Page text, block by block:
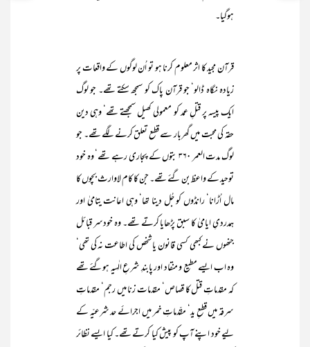
ہوگیا۔
قرآن مجید کا اثر معلوم کرنا ہو تو اُن لوگوں کے واقعات پر
زیادہ نگاہ ڈالو‘ جو قرآن پاک کو سمجھ سکتے تھے۔ جو لوگ
ایک پیسہ پر قتلِ عمد کو معمولی کھیل سمجھتے تھے‘ وہی دین
حقہ کی محبت میں گھربار سے قطع تعلق کرنے لگے تھے۔ جو
لوگ مدت العمر ۳۶۰ بتوں کے پجاری رہے تھے‘ وہ خود
توحید کے واعظ بن گئے تھے۔ جن کا کام لاوارث بچوں کا
مال اُڑانا‘ رانڈوں کو جُل دینا تھا‘ وہی اعانت یتامیٰ اور
ہمدردیِ ایامیٰ کا سبق پڑھایا کرتے تھے۔ وہ خودسر قبائل
جنھوں نے کبھی کسی قانون یا شخص کی اطاعت نہ کی تھی‘
وہ اب ایسے مطیع و منقاد اور پابندِ شرعِ الٰہیہ ہوگئے تھے
کہ مقدماتِ قتل کا قصاص‘ مقدمات زنا میں رجم‘ مقدماتِ
سرقہ میں قطعِ ید‘ مقّدماتِ خمر میں اجرائے حد شرعیّہ کے
لیے خود اپنے آپ کو پیش کیا کرتے تھے۔ کیا ایسے نظائر